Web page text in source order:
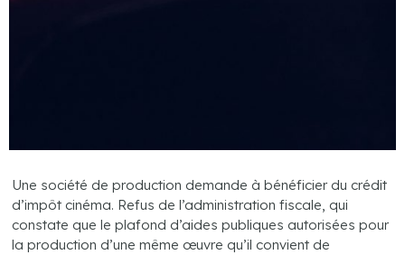
Une société de production demande à bénéficier du crédit
d’impôt cinéma. Refus de l’administration fiscale, qui
constate que le plafond d’aides publiques autorisées pour
la production d’une même œuvre qu’il convient de